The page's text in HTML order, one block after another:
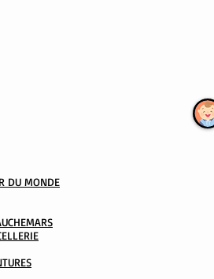
DU MONDE